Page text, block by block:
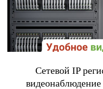
Сетевой IP